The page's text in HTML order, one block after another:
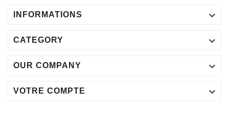
INFORMATIONS 
CATEGORY 
OUR COMPANY 
VOTRE COMPTE 